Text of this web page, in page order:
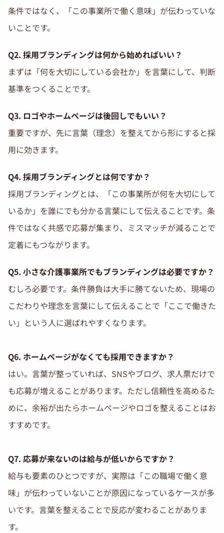
条件ではなく、「この事業所で働く意味」が伝わっていな
いことです。
Q2. 採用ブランディングは何から始めればいい？
まずは「何を大切にしている会社か」を言葉にして、判断
基準をつくることです。
Q3. ロゴやホームページは後回しでもいい？
重要ですが、先に言葉（理念）を整えてから形にすると採
用に効きます。
Q4. 採用ブランディングとは何ですか？
採用ブランディングとは、「この事業所が何を大切にして
いるか」を誰にでも分かる言葉にして伝えることです。条
件ではなく共感で応募が集まり、ミスマッチが減ることで
定着にもつながります。
Q5. 小さな介護事業所でもブランディングは必要ですか？
むしろ必要です。条件勝負は大手に勝てないため、現場の
こだわりや理念を言葉にして伝えることで「ここで働きた
い」という人に選ばれやすくなります。
Q6. ホームページがなくても採用できますか？
はい。言葉が整っていれば、SNSやブログ、求人票だけで
も応募が増えることがあります。ただし信頼性を高めるた
めに、余裕が出たらホームページやロゴを整えることはお
すすめです。
Q7. 応募が来ないのは給与が低いからですか？
給与も要素のひとつですが、実際は「この職場で働く意
味」が伝わっていないことが原因になっているケースが多
いです。言葉を整えることで反応が変わることがありま
す。